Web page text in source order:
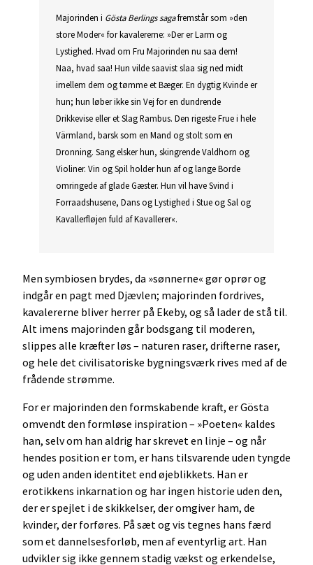
Majorinden i Gösta Berlings sagafremstår som »den
store Moder« for kavalererne: »Der er Larm og
Lystighed. Hvad om Fru Majorinden nu saa dem!
Naa, hvad saa! Hun vilde saavist slaa sig ned midt
imellem dem og tømme et Bæger. En dygtig Kvinde er
hun; hun løber ikke sin Vej for en dundrende
Drikkevise eller et Slag Rambus. Den rigeste Frue i hele
Värmland, barsk som en Mand og stolt som en
Dronning. Sang elsker hun, skingrende Valdhorn og
Violiner. Vin og Spil holder hun af og lange Borde
omringede af glade Gæster. Hun vil have Svind i
Forraadshusene, Dans og Lystighed i Stue og Sal og
Kavallerfløjen fuld af Kavallerer«.
Men symbiosen brydes, da »sønnerne« gør oprør og
indgår en pagt med Djævlen; majorinden fordrives,
kavalererne bliver herrer på Ekeby, og så lader de stå til.
Alt imens majorinden går bodsgang til moderen,
slippes alle kræfter løs – naturen raser, drifterne raser,
og hele det civilisatoriske bygningsværk rives med af de
frådende strømme.
For er majorinden den formskabende kraft, er Gösta
omvendt den formløse inspiration – »Poeten« kaldes
han, selv om han aldrig har skrevet en linje – og når
hendes position er tom, er hans tilsvarende uden tyngde
og uden anden identitet end øjeblikkets. Han er
erotikkens inkarnation og har ingen historie uden den,
der er spejlet i de skikkelser, der omgiver ham, de
kvinder, der forføres. På sæt og vis tegnes hans færd
som et dannelsesforløb, men af eventyrlig art. Han
udvikler sig ikke gennem stadig vækst og erkendelse,